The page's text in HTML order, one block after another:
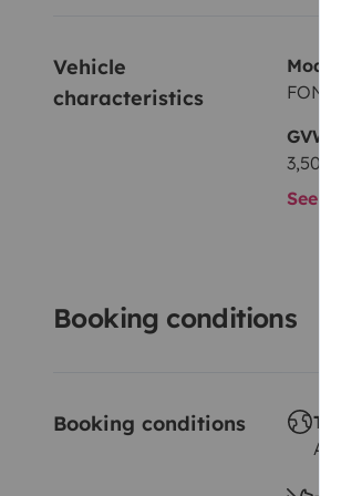
Vehicle
characteristics
Model
FONT
GVW
3,500 kg
See all
Booking conditions
Booking conditions